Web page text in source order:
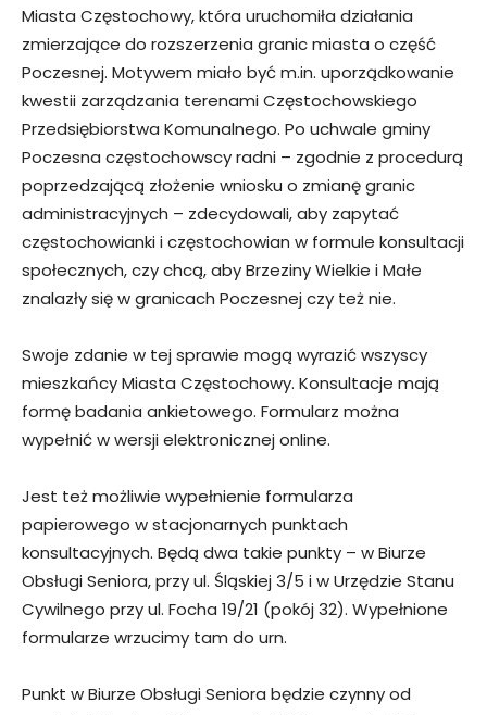
Miasta Częstochowy, która uruchomiła działania
zmierzające do rozszerzenia granic miasta o część
Poczesnej. Motywem miało być m.in. uporządkowanie
kwestii zarządzania terenami Częstochowskiego
Przedsiębiorstwa Komunalnego. Po uchwale gminy
Poczesna częstochowscy radni – zgodnie z procedurą
poprzedzającą złożenie wniosku o zmianę granic
administracyjnych – zdecydowali, aby zapytać
częstochowianki i częstochowian w formule konsultacji
społecznych, czy chcą, aby Brzeziny Wielkie i Małe
znalazły się w granicach Poczesnej czy też nie.
Swoje zdanie w tej sprawie mogą wyrazić wszyscy
mieszkańcy Miasta Częstochowy. Konsultacje mają
formę badania ankietowego. Formularz można
wypełnić w wersji elektronicznej online.
Jest też możliwie wypełnienie formularza
papierowego w stacjonarnych punktach
konsultacyjnych. Będą dwa takie punkty – w Biurze
Obsługi Seniora, przy ul. Śląskiej 3/5 i w Urzędzie Stanu
Cywilnego przy ul. Focha 19/21 (pokój 32). Wypełnione
formularze wrzucimy tam do urn.
Punkt w Biurze Obsługi Seniora będzie czynny od